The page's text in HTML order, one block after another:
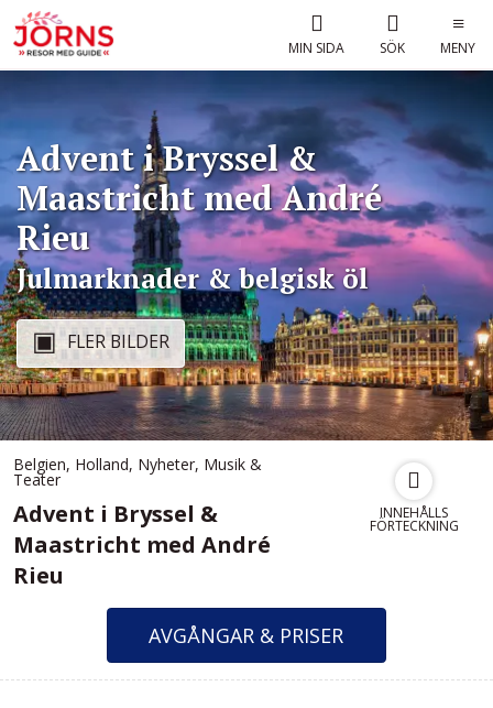
MIN SIDA SÖK MENY
Advent i Bryssel &
Maastricht med André
Rieu
Julmarknader & belgisk öl
FLER BILDER
Belgien, Holland, Nyheter, Musik &
Teater
Advent i Bryssel &
Maastricht med André
Rieu
AVGÅNGAR & PRISER
INNEHÅLLS
FÖRTECKNING